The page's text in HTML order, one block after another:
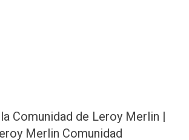
Comunidad de Leroy Merlin |
Merlin Comunidad